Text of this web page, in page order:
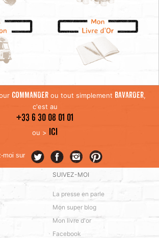
COMMANDERou tout simplement BAVARDER,
c'est au
+33 6 30 08 01 01
ou > ICI
moi sur
SUIVEZ-MOI
La presse en parle
Mon super blog
Mon livre d'or
Facebook